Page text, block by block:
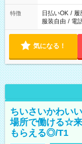
特徴 日払いOK / 履
服装自由 / 電
気になる！
ちいさいかわい
場所で働ける☆
もらえる◎/T1